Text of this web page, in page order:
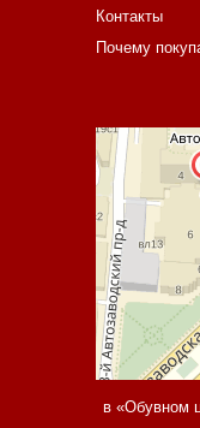
Контакты
Почему
в «Обувном